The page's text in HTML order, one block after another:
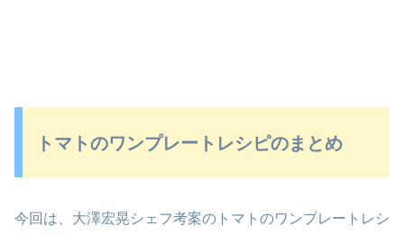
トマトのワンプレートレシピのまとめ
今回は、大澤宏晃シェフ考案のトマトのワンプレートレシ